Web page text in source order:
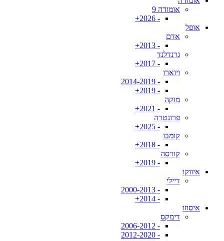
אומודה 9
- 2026+
אופל
אדם
- 2013+
גרנדלנד
- 2017+
ויוארו
- 2014-2019
- 2019+
מוקה
- 2021+
פרונטרה
- 2025+
קומבו
- 2018+
קורסה
- 2019+
איווקו
דיילי
- 2000-2013
- 2014+
איסוזו
דימקס
- 2006-2012
- 2012-2020